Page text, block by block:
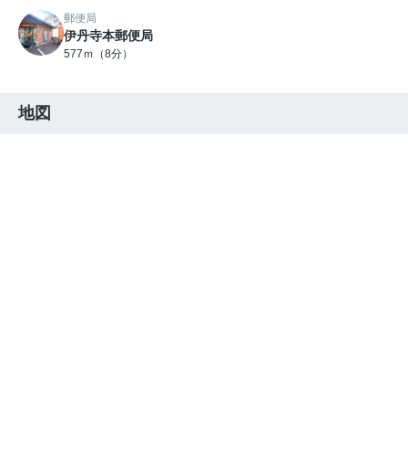
郵便局
伊丹寺本郵便局
577ｍ（8分）
地図